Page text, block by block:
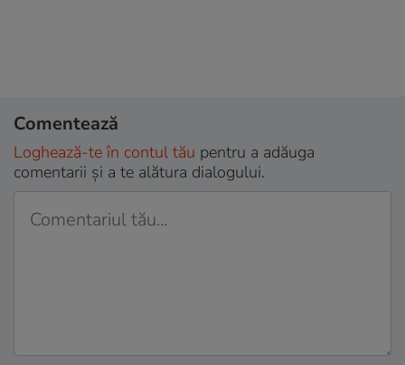
Comentează
Loghează-te în contul tău pentru a adăuga
comentarii și a te alătura dialogului.